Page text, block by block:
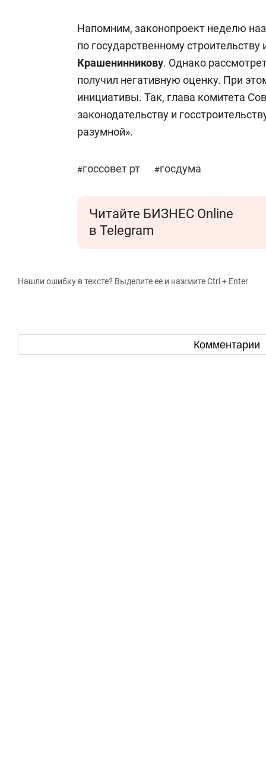
Напомним, законопроект неделю
по государственному строительству
Крашенинникову. Однако
получил негативную оценку. При
инициативы. Так, глава комитета
законодательству и
разумной».
#госсовет рт #госдума
Читайте БИЗНЕС Online
в Telegram
Нашли ошибку в тексте? Выделите ее и нажмите Ctrl + Enter
Комментарии